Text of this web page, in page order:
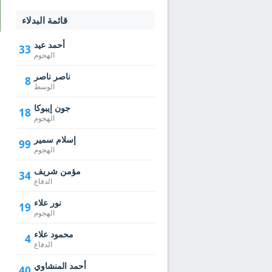
قائمة البدلاء
33 أحمد عيد
الهجوم
8 ناصر ناصر
الوسط
18 جون إيبوكا
الهجوم
99 إسلام سمير
الهجوم
34 مؤمن شريف
الدفاع
19 نور علاء
الهجوم
4 محمود علاء
الدفاع
أحمد المنشاوي